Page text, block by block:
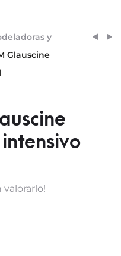
y
Glauscine
valorarlo!